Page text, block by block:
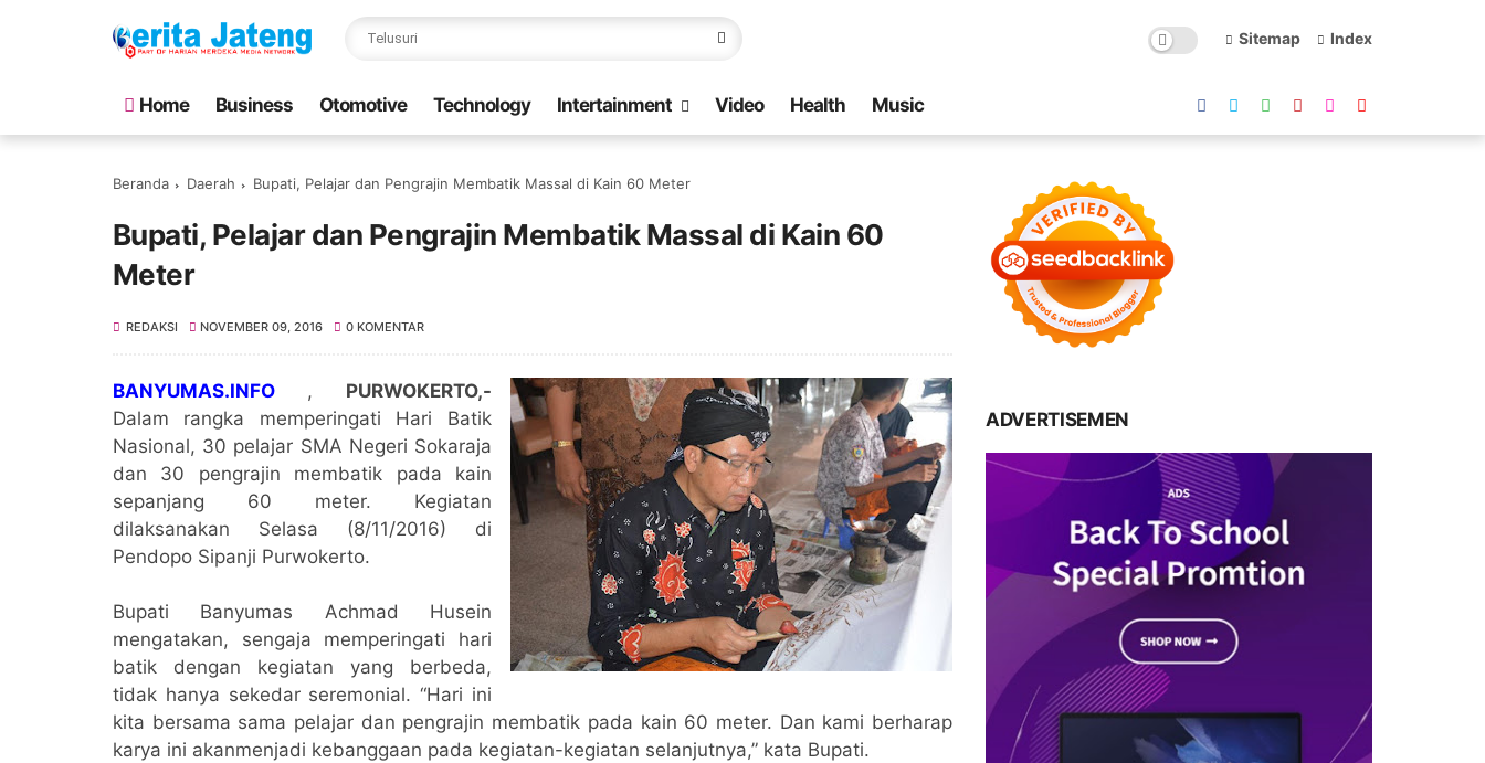
Sitemap Index
Home Business Otomotive Technology Intertainment Video Health Music
Beranda Daerah Bupati, Pelajar dan Pengrajin Membatik Massal di Kain 60 Meter
Bupati, Pelajar dan Pengrajin Membatik Massal di Kain 60
Meter
REDAKSI NOVEMBER 09, 2016 0 KOMENTAR
BANYUMAS.INFO , PURWOKERTO,-
Dalam rangka memperingati Hari Batik
Nasional, 30 pelajar SMA Negeri Sokaraja
dan 30 pengrajin membatik pada kain
sepanjang 60 meter. Kegiatan
dilaksanakan Selasa (8/11/2016) di
Pendopo Sipanji Purwokerto.
Bupati Banyumas Achmad Husein
mengatakan, sengaja memperingati hari
batik dengan kegiatan yang berbeda,
tidak hanya sekedar seremonial. “Hari ini
kita bersama sama pelajar dan pengrajin membatik pada kain 60 meter. Dan kami berharap
karya ini akanmenjadi kebanggaan pada kegiatan-kegiatan selanjutnya,” kata Bupati.
ADVERTISEMEN